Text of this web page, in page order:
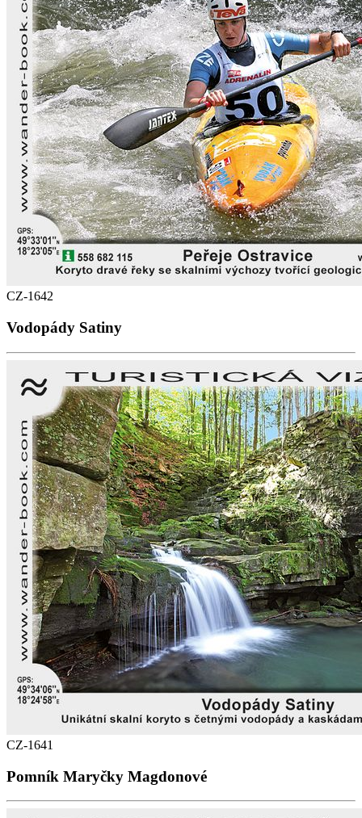
CZ-1642
Vodopády Satiny
CZ-1641
Pomník Maryčky Magdonové